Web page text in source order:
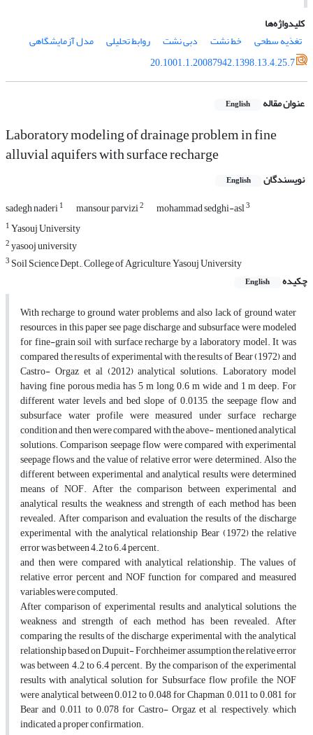
کلیدواژه‌ها
تغذیه سطحی
خط نشت دبی نشت روابط تحلیلی
مدل آزمایشگاهی
20.1001.1.20087942.1398.13.4.25.7
عنوان مقاله English
Laboratory modeling of drainage problem in fine
alluvial aquifers with surface recharge
نویسندگان English
sadegh naderi1 mansour parvizi2 mohammad sedghi-asl3
1Yasouj University
2yasooj university
3 Soil Science Dept., College of Agriculture, Yasouj University
چکیده
English
With recharge to ground water problems and also lack of ground water
resources, in this paper see page discharge and subsurface were modeled
for fine-grain soil with surface recharge by a laboratory model. It was
compared the results of experimental with the results of Bear (1972) and
Castro- Orgaz et al (2012) analytical solutions. Laboratory model
having fine porous media has 5 m long, 0.6 m wide and 1 m deep. For
different water levels and bed slope of 0.0135, the seepage flow and
subsurface water profile were measured under surface recharge
condition and then were compared with the above- mentioned analytical
solutions. Comparison seepage flow were compared with experimental
seepage flows and the value of relative error were determined. Also the
different between experimental and analytical results were determined
means of NOF. After the comparison between experimental and
analytical results, the weakness and strength of each method has been
revealed. After comparison and evaluation the results of the discharge
experimental with the analytical relationship Bear (1972) the relative
error was between 4.2 to 6.4 percent.
and then were compared with analytical relationship. The values of
relative error percent and NOF function for compared and measured
variables were computed.
After comparison of experimental results and analytical solutions, the
weakness and strength of each method has been revealed. After
comparing the results of the discharge experimental with the analytical
relationship based on Dupuit- Forchheimer assumption the relative error
was between 4.2 to 6.4 percent. By the comparison of the experimental
results with analytical solution for Subsurface flow profile, the NOF
were analytical between 0.012 to 0.048 for Chapman, 0.011 to 0.081 for
Bear and 0.011 to 0.078 for Castro- Orgaz et al, respectively, which
indicated a proper confirmation.